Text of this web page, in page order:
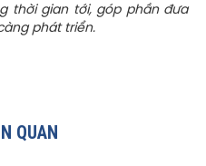
thời gian tới, góp phần đưa
phát triển.
QUAN